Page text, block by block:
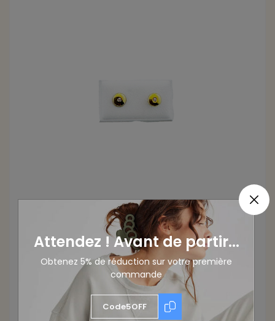
Attendez ! Avant de partir...
Obtenez 5% de réduction sur votre première
commande
Code5OFF